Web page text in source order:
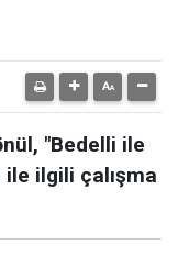
"Bedelli ile
ilgili çalışma